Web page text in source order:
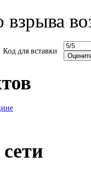
взрыва
Код для вставки